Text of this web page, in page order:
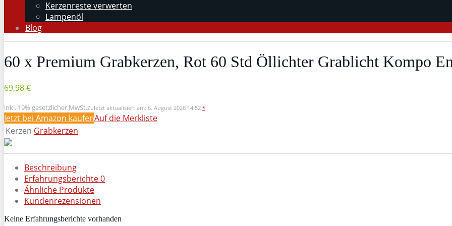
Kerzenreste verwerten
Lampenöl
Blog
60 x Premium Grabkerzen, Rot 60 Std Öllichter Grablicht Kompo
69,98 €
inkl. 19% gesetzlicher MwSt.Zuletzt aktualisiert am: 6. August 2026 14:52 *
Jetzt bei Amazon kaufenAuf die Merkliste
Kerzen Grabkerzen
Beschreibung
Erfahrungsberichte0
Ähnliche Produkte
Kundenrezensionen
Keine Erfahrungsberichte vorhanden